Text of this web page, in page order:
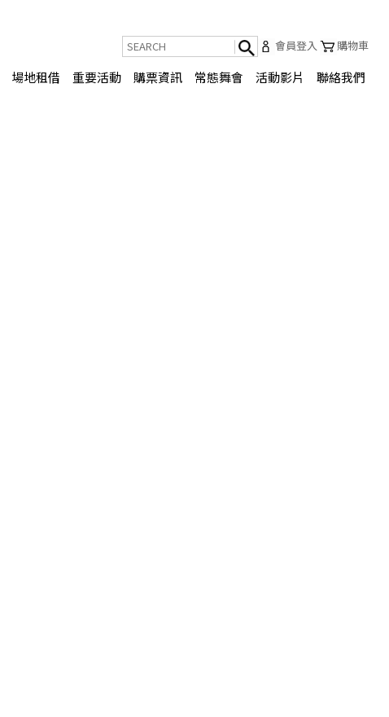
會員登入 購物車
場地租借 重要活動 購票資訊 常態舞會 活動影片 聯絡我們